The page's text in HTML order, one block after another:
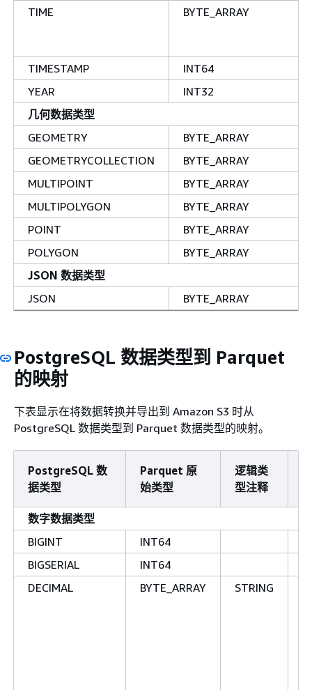
TIME
BYTE_ARRAY
TIMESTAMP
INT64
YEAR
INT32
几何数据类型
GEOMETRY
BYTE_ARRAY
GEOMETRYCOLLECTION
BYTE_ARRAY
MULTIPOINT
BYTE_ARRAY
MULTIPOLYGON
BYTE_ARRAY
POINT
BYTE_ARRAY
POLYGON
BYTE_ARRAY
JSON 数据类型
JSON
BYTE_ARRAY
PostgreSQL 数据类型到 Parquet
的映射
下表显示在将数据转换并导出到 Amazon S3 时从
PostgreSQL 数据类型到 Parquet 数据类型的映射。
PostgreSQL 数
据类型
Parquet 原
始类型
逻辑类
型注释
数字数据类型
BIGINT
INT64
BIGSERIAL
INT64
DECIMAL
BYTE_ARRAY STRING